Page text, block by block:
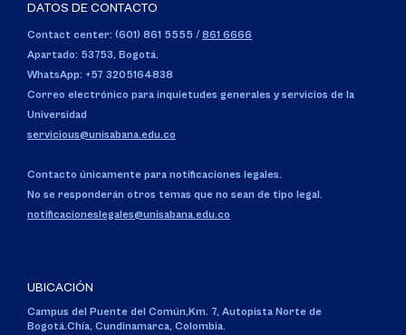
DATOS DE CONTACTO
Contact center: (601) 861 5555 / 861 6666
Apartado: 53753, Bogotá.
WhatsApp: +57 3205164838
Correo electrónico para inquietudes generales y servicios de la
Universidad
servicious@unisabana.edu.co
Contacto únicamente para notificaciones legales.
No se responderán otros temas que no sean de tipo legal.
notificacioneslegales@unisabana.edu.co
UBICACIÓN
Campus del Puente del Común,Km. 7, Autopista Norte de
Bogotá.Chía, Cundinamarca, Colombia.